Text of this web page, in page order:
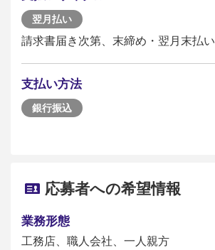
翌月払い
請求書届き次第、末締め・翌月末払い
支払い方法
銀行振込
応募者への希望情報
業務形態
工務店、職人会社、一人親方